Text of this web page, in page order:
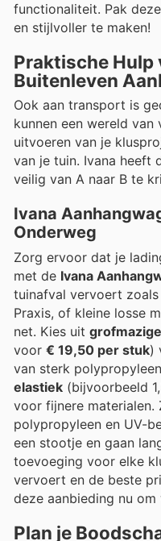
functionaliteit. Pak
en stijlvoller te maken!
Praktische Hulp
Buitenleven
Ook aan transport is
kunnen een wereld van
uitvoeren van je
van je tuin. Ivana heeft
veilig van A naar B te
Ivana
Onderweg
Zorg ervoor dat je
met de Ivana
tuinafval vervoert
Praxis, of kleine losse
net. Kies uit
voor € 19,50 per stuk)
van sterk
elastiek (bijvoorbeeld
voor fijnere materialen.
polypropyleen en UV-
een stootje en gaan
toevoeging voor elke
vervoert en de beste
deze aanbieding nu
Plan je